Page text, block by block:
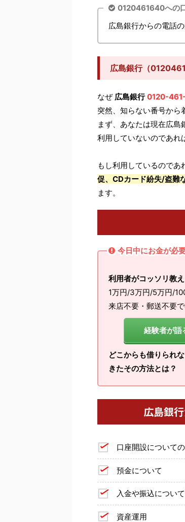
0120461640への
広島銀行からの電話
広島銀行（
なぜ 広島銀行 0120-
突然、知らない番号から
まず、あなたは現在広島
利用していないのであれ
もし利用しているので
促、CDカード紛失/盗難
ます。
今日中にお金が必
利用者がコッソリ教
1万円/3万円/5万円/
来店不要・郵送不要
経験者が語
どこからも借りられ
きたその方法とは？
広島銀
口座開設について
預金について
入金や振込について
資産運用